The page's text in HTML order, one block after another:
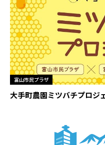
富山市民プラザ
大手町農園ミツバチプロジ